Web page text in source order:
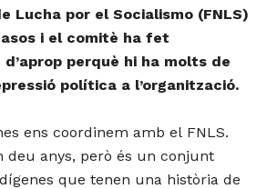
Lucha por el Socialismo (FNLS)
i el comitè ha fet
d’aprop perquè hi ha molts de
política a l’organització.
ens coordinem amb el FNLS.
deu anys, però és un conjunt
que tenen una història de